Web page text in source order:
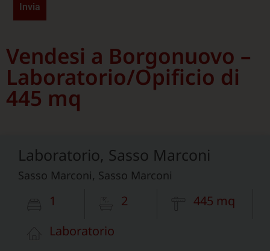
Invia
Vendesi a Borgonuovo –
Laboratorio/Opificio di
445 mq
Laboratorio, Sasso Marconi
Sasso Marconi, Sasso Marconi
1 2
445 mq
Laboratorio